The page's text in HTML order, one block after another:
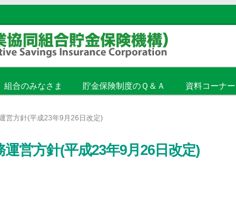
組合のみなさま 貯金保険制度のＱ＆Ａ 資料コーナー
営方針(平成23年9月26日改定)
営方針(平成23年9月26日改定)